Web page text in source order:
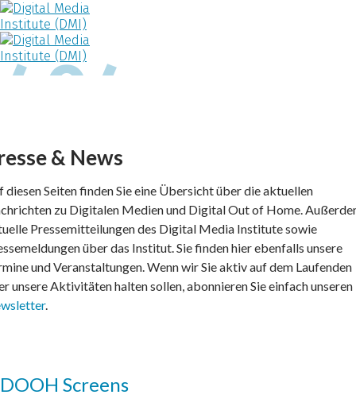
& News
diesen Seiten finden Sie eine Übersicht über die aktuellen
zu Digitalen Medien und Digital Out of Home.
Pressemitteilungen des Digital Media Institute sowie
über das Institut. Sie finden hier ebenfalls unsere
und Veranstaltungen. Wenn wir Sie aktiv auf dem Laufenden
unsere Aktivitäten halten sollen, abonnieren Sie einfach unseren
.
DOOH Screens